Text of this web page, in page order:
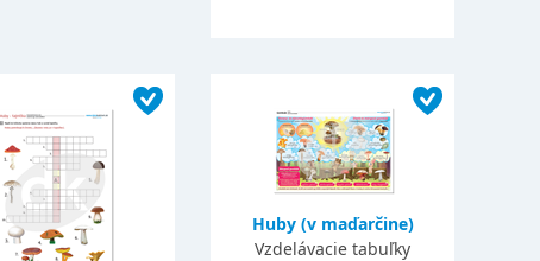
Huby (v maďarčine)
Vzdelávacie tabuľky